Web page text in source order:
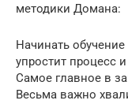
методики Домана:
Начинать
упростит процесс
Самое главное в
Весьма важно